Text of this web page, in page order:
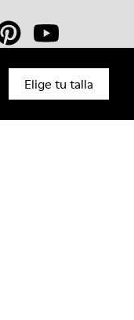
Elige tu talla